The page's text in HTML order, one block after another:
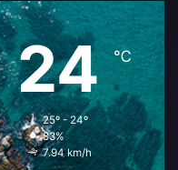
24℃
25º - 24º
83%
7.94 km/h